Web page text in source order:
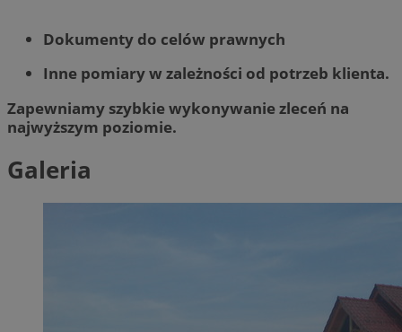
Dokumenty do celów prawnych
Inne pomiary w zależności od potrzeb klienta.
Zapewniamy szybkie wykonywanie zleceń na
najwyższym poziomie.
Galeria